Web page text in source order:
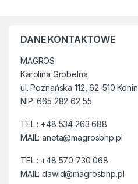
Dobra izolacja od zimna,
DANE KONTAKTOWE
MAGROS
Karolina Grobelna
ul. Poznańska 112, 62-510 Konin
NIP: 665 282 62 55
TEL : +48 534 263 688
MAIL: aneta@magrosbhp.pl
TEL : +48 570 730 068
MAIL: dawid@magrosbhp.pl